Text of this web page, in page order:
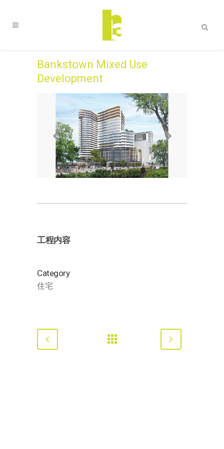
Bankstown Mixed Use
Development
工程内容
Category
住宅